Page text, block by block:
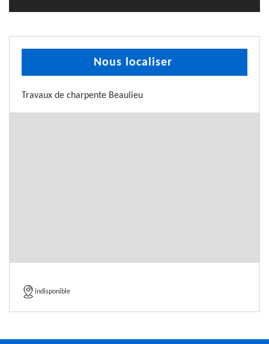
Nous localiser
Travaux de charpente Beaulieu
indisponible